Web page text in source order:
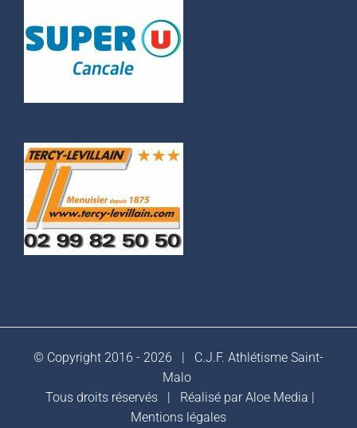
© Copyright 2016 - 2026 | C.J.F. Athlétisme Saint-
Malo
Tous droits réservés | Réalisé parAloe Media
Mentions légales